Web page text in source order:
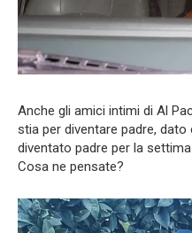
Anche gli amici intimi di Al
stia per diventare padre, dato
diventato padre per la
Cosa ne pensate?